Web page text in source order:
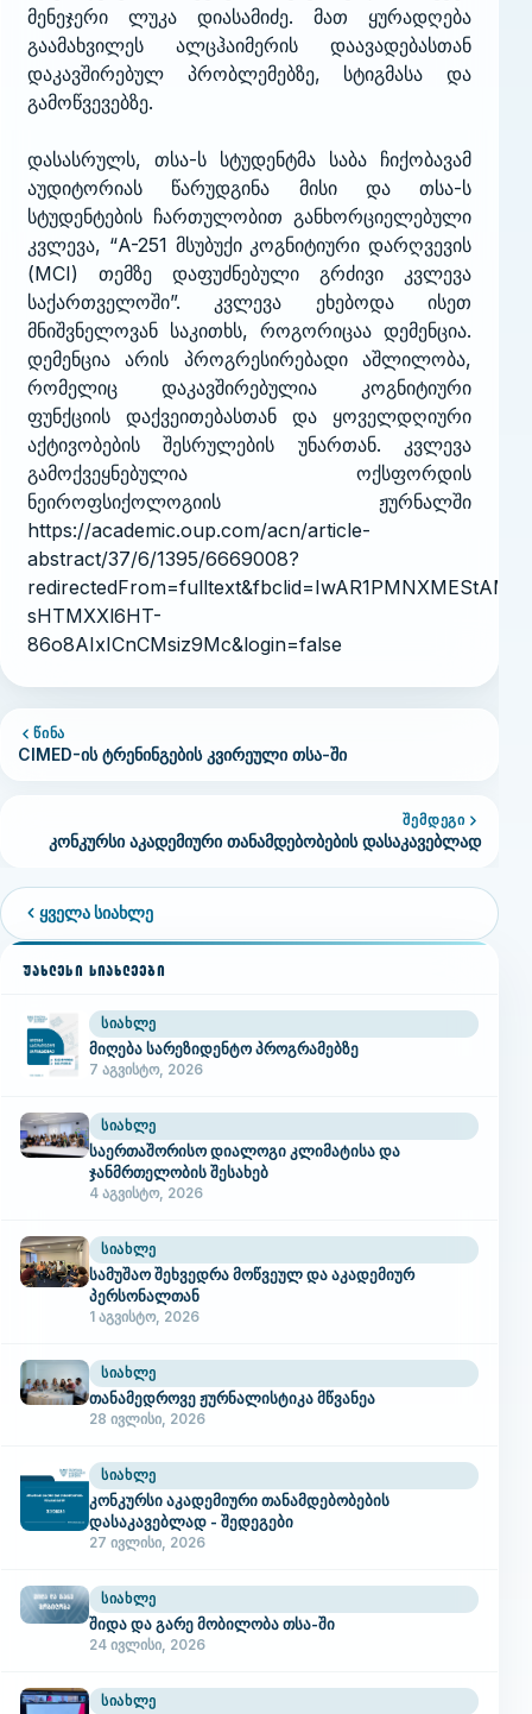
მენეჯერი ლუკა დიასამიძე. მათ ყურადღება
გაამახვილეს ალცჰაიმერის დაავადებასთან
დაკავშირებულ პრობლემებზე, სტიგმასა და
გამოწვევებზე.
დასასრულს, თსა-ს სტუდენტმა საბა ჩიქობავამ
აუდიტორიას წარუდგინა მისი და თსა-ს
სტუდენტების ჩართულობით განხორციელებული
კვლევა, “A-251 მსუბუქი კოგნიტიური დარღვევის
(MCI) თემზე დაფუძნებული გრძივი კვლევა
საქართველოში”. კვლევა ეხებოდა ისეთ
მნიშვნელოვან საკითხს, როგორიცაა დემენცია.
დემენცია არის პროგრესირებადი აშლილობა,
რომელიც დაკავშირებულია კოგნიტიური
ფუნქციის დაქვეითებასთან და ყოველდღიური
აქტივობების შესრულების უნართან. კვლევა
გამოქვეყნებულია ოქსფორდის
ნეიროფსიქოლოგიის ჟურნალში
https://academic.oup.com/acn/article-
abstract/37/6/1395/6669008?
sHTMXXl6HT-
86o8AIxICnCMsiz9Mc&login=false
ᲬᲘᲜᲐ
CIMED-ის ტრენინგების კვირეული თსა-ში
ᲨᲔᲛᲓᲔᲒᲘ
კონკურსი აკადემიური თანამდებობების დასაკავებლად
ყველა სიახლე
ᲣᲐᲮᲚᲔᲡᲘ ᲡᲘᲐᲮᲚᲔᲔᲑᲘ
ᲡᲘᲐᲮᲚᲔ
მიღება სარეზიდენტო პროგრამებზე
7 აგვისტო, 2026
ᲡᲘᲐᲮᲚᲔ
საერთაშორისო დიალოგი კლიმატისა და
ჯანმრთელობის შესახებ
4 აგვისტო, 2026
ᲡᲘᲐᲮᲚᲔ
სამუშაო შეხვედრა მოწვეულ და აკადემიურ
პერსონალთან
1 აგვისტო, 2026
ᲡᲘᲐᲮᲚᲔ
თანამედროვე ჟურნალისტიკა მწვანეა
28 ივლისი, 2026
ᲡᲘᲐᲮᲚᲔ
კონკურსი აკადემიური თანამდებობების
დასაკავებლად - შედეგები
27 ივლისი, 2026
ᲡᲘᲐᲮᲚᲔ
შიდა და გარე მობილობა თსა-ში
24 ივლისი, 2026
ᲡᲘᲐᲮᲚᲔ